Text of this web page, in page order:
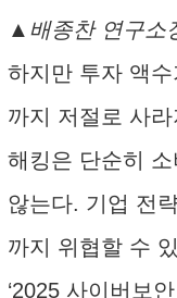
▲배종찬 연구소
하지만 투자 액
까지 저절로 사
해킹은 단순히
않는다. 기업 전
까지 위협할 수
‘2025 사이버보